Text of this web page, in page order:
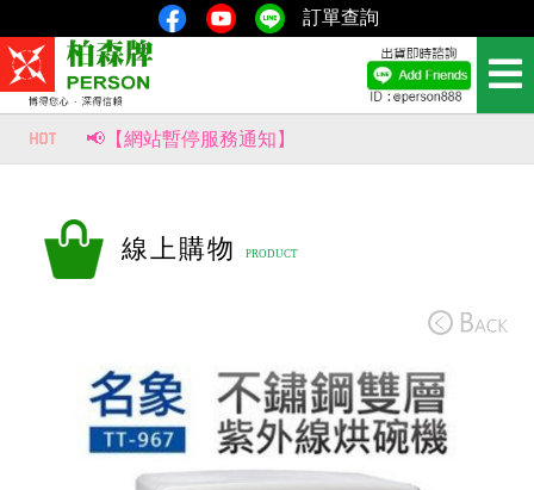
訂單查詢
📢【網站暫停服務通知】
線上購物